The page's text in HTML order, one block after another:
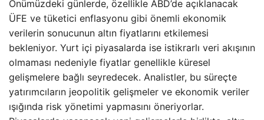
Önümüzdeki günlerde, özellikle ABD’de açıklanacak
ÜFE ve tüketici enflasyonu gibi önemli ekonomik
verilerin sonucunun altın fiyatlarını etkilemesi
bekleniyor. Yurt içi piyasalarda ise istikrarlı veri akışının
olmaması nedeniyle fiyatlar genellikle küresel
gelişmelere bağlı seyredecek. Analistler, bu süreçte
yatırımcıların jeopolitik gelişmeler ve ekonomik veriler
ışığında risk yönetimi yapmasını öneriyorlar.